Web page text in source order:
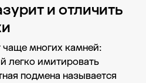
и отличить
многих камней:
легко имитировать
подмена называется